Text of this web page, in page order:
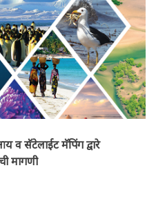
व सॅटेलाईट मॅपिंग द्वारे
मागणी